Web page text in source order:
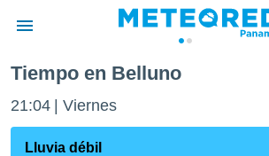
de
ha
Tiempo en Belluno
21:04 Viernes
Lluvia débil